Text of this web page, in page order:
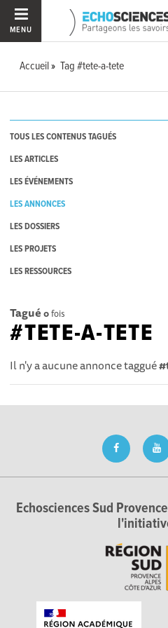
MENU
Accueil Tag #tete-a-tete
TOUS LES CONTENUS TAGUÉS
LES ARTICLES
LES ÉVÉNEMENTS
LES ANNONCES
LES DOSSIERS
LES PROJETS
LES RESSOURCES
Tagué 0fois
#TETE-A-TETE
Il n'y a aucune annonce taggué
Echosciences Sud